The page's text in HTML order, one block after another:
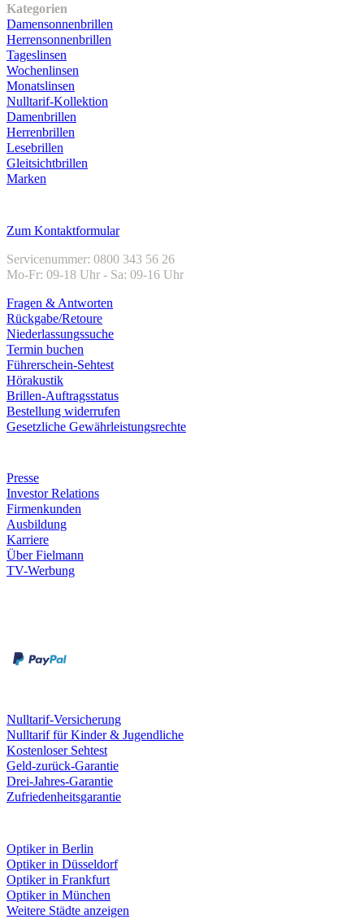
Kategorien
Damensonnenbrillen
Herrensonnenbrillen
Tageslinsen
Wochenlinsen
Monatslinsen
Nulltarif-Kollektion
Damenbrillen
Herrenbrillen
Lesebrillen
Gleitsichtbrillen
Marken
Zum Kontaktformular
Servicenummer: 0800 343 56 26
Mo-Fr: 09-18 Uhr - Sa: 09-16 Uhr
Fragen & Antworten
Rückgabe/Retoure
Niederlassungssuche
Termin buchen
Führerschein-Sehtest
Hörakustik
Brillen-Auftragsstatus
Bestellung widerrufen
Gesetzliche Gewährleistungsrechte
Presse
Investor Relations
Firmenkunden
Ausbildung
Karriere
Über Fielmann
TV-Werbung
Nulltarif-Versicherung
Nulltarif für Kinder & Jugendliche
Kostenloser Sehtest
Geld-zurück-Garantie
Drei-Jahres-Garantie
Zufriedenheitsgarantie
Optiker in Berlin
Optiker in Düsseldorf
Optiker in Frankfurt
Optiker in München
Weitere Städte anzeigen